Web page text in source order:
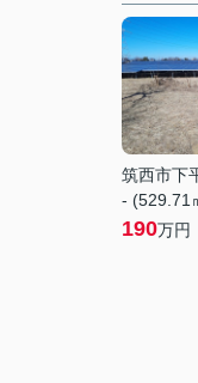
筑西市下
- (529.71
190万円